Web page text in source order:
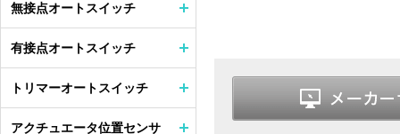
無接点オートスイッチ
有接点オートスイッチ
トリマーオートスイッチ
アクチュエータ位置センサ